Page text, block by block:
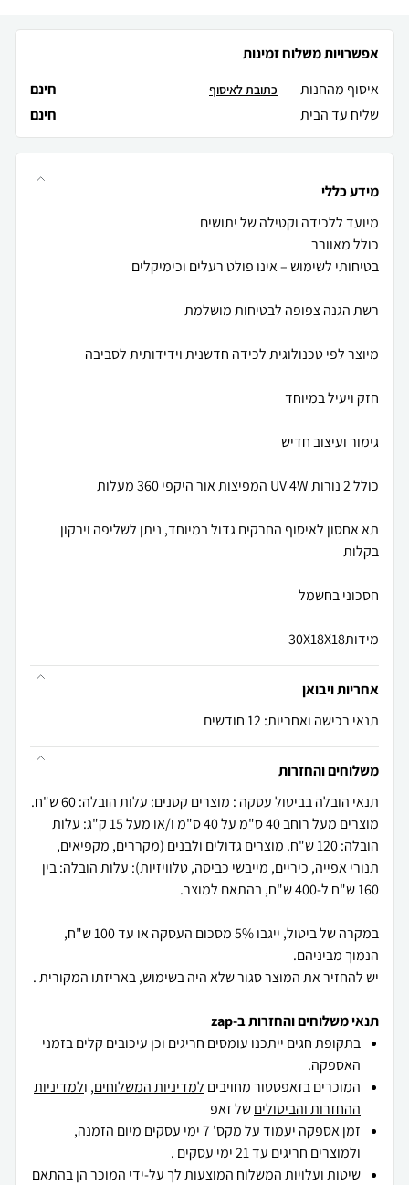
אפשרויות משלוח זמינות
איסוף מהחנות
חינם כתובת לאיסוף
שליח עד הבית חינם
מידע כללי
תא אחסון לאיסוף החרקים גדול במיוחד, ניתן לשליפה וירקון
מידות30X18X18
אחריות ויבואן
תנאי רכישה ואחריות: 12 חודשים
משלוחים והחזרות
תנאי הובלה בביטול עסקה : מוצרים קטנים: עלות הובלה: 60 ש"ח.
מוצרים מעל רוחב 40 ס"מ על 40 ס"מ ו/או מעל 15 ק"ג: עלות
הובלה: 120 ש"ח. מוצרים גדולים ולבנים (מקררים, מקפיאים,
תנורי אפייה, כיריים, מייבשי כביסה, טלוויזיות): עלות הובלה: בין
במקרה של ביטול, ייגבו 5% מסכום העסקה או עד 100 ש"ח,
יש להחזיר את המוצר סגור שלא היה בשימוש, באריזתו המקורית .
תנאי משלוחים והחזרות ב-zap
בתקופת חגים ייתכנו עומסים חריגים וכן עיכובים קלים בזמני
האספקה.
המוכרים בזאפסטור מחויבים למדיניות המשלוחים, ולמדיניות
ההחזרות והביטוליםשל זאפ
זמן אספקה יעמוד על מקס' 7 ימי עסקים מיום הזמנה,
ולמוצרים חריגים עד 21 ימי עסקים .
שיטות ועלויות המשלוח המוצעות לך על-ידי המוכר הן בהתאם